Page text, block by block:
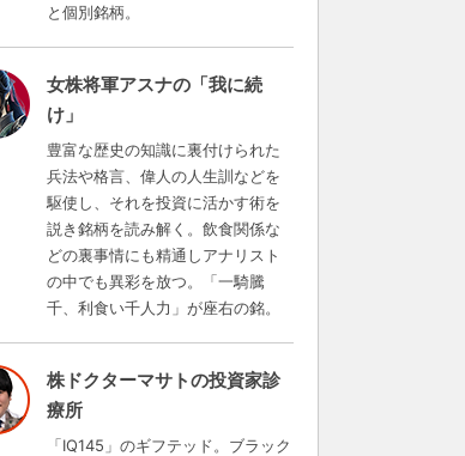
と個別銘柄。
女株将軍アスナの「我に続
け」
豊富な歴史の知識に裏付けられた
兵法や格言、偉人の人生訓などを
駆使し、それを投資に活かす術を
説き銘柄を読み解く。飲食関係な
どの裏事情にも精通しアナリスト
の中でも異彩を放つ。「一騎騰
千、利食い千人力」が座右の銘。
株ドクターマサトの投資家診
療所
「IQ145」のギフテッド。ブラック